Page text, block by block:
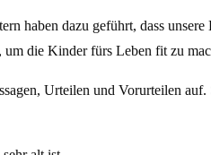
haben dazu geführt, dass
um die Kinder fürs Leben fit zu
Urteilen und Vorurteilen